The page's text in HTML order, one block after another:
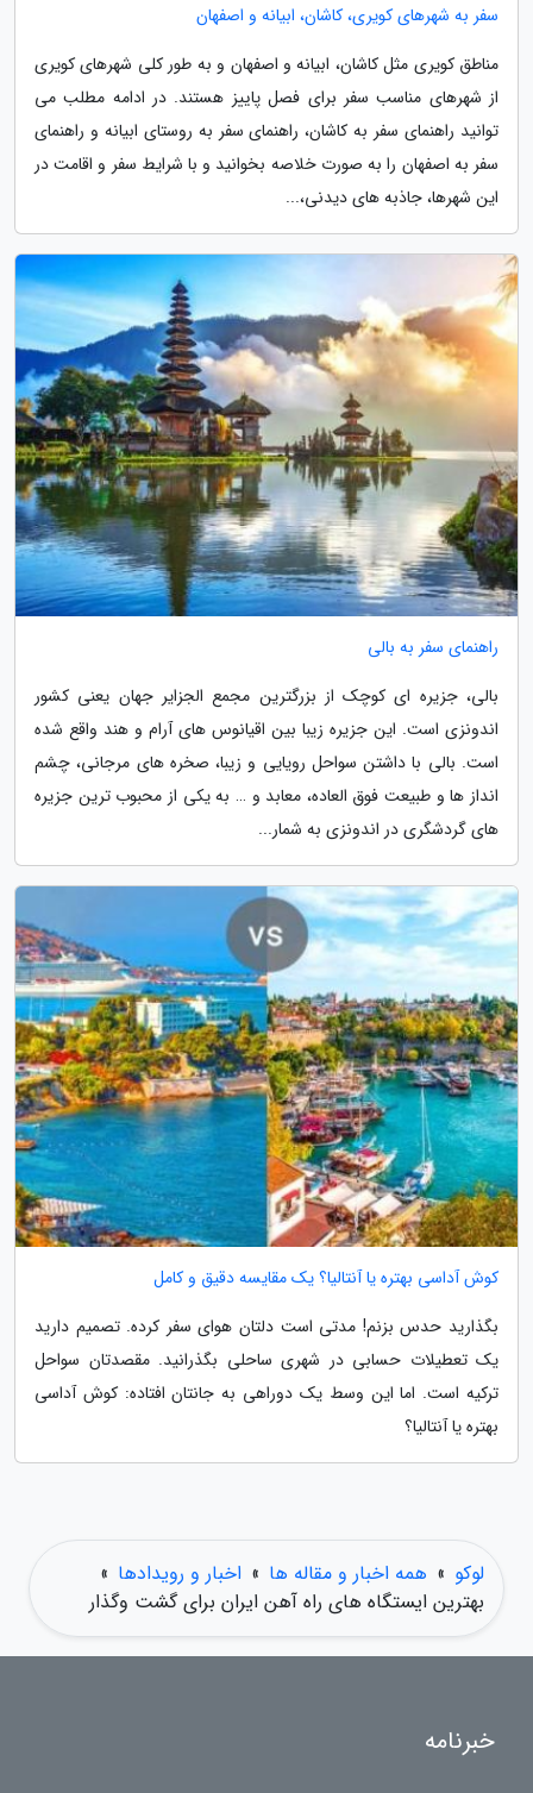
سفر به شهرهای کویری، کاشان، ابیانه و اصفهان
مناطق کویری مثل کاشان، ابیانه و اصفهان و به طور کلی شهرهای کویری
از شهرهای مناسب سفر برای فصل پاییز هستند. در ادامه مطلب می
توانید راهنمای سفر به کاشان، راهنمای سفر به روستای ابیانه و راهنمای
سفر به اصفهان را به صورت خلاصه بخوانید و با شرایط سفر و اقامت در
این شهرها، جاذبه های دیدنی،...
راهنمای سفر به بالی
بالی، جزیره ای کوچک از بزرگترین مجمع الجزایر جهان یعنی کشور
اندونزی است. این جزیره زیبا بین اقیانوس های آرام و هند واقع شده
است. بالی با داشتن سواحل رویایی و زیبا، صخره های مرجانی، چشم
انداز ها و طبیعت فوق العاده، معابد و … به یکی از محبوب ترین جزیره
های گردشگری در اندونزی به شمار...
کوش آداسی بهتره یا آنتالیا؟ یک مقایسه دقیق و کامل
بگذارید حدس بزنم! مدتی است دلتان هوای سفر کرده. تصمیم دارید
یک تعطیلات حسابی در شهری ساحلی بگذرانید. مقصدتان سواحل
ترکیه است. اما این وسط یک دوراهی به جانتان افتاده: کوش آداسی
بهتره یا آنتالیا؟
لوکو » همه اخبار و مقاله ها » اخبار و رویدادها »
بهترین ایستگاه های راه آهن ایران برای گشت وگذار
خبرنامه